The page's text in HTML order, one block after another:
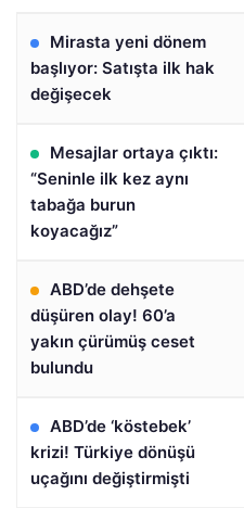
Mirasta yeni dönem
başlıyor: Satışta ilk hak
değişecek
Mesajlar ortaya çıktı:
“Seninle ilk kez aynı
tabağa burun
koyacağız”
ABD’de dehşete
düşüren olay! 60’a
yakın çürümüş ceset
bulundu
ABD’de ‘köstebek’
krizi! Türkiye dönüşü
uçağını değiştirmişti